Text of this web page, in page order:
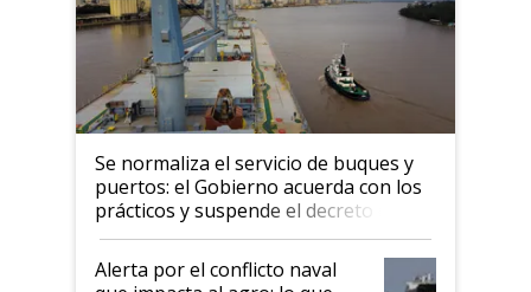
Se normaliza el servicio de buques y
puertos: el Gobierno acuerda con los
prácticos y suspende el decreto de
desregulación
Alerta por el conflicto naval